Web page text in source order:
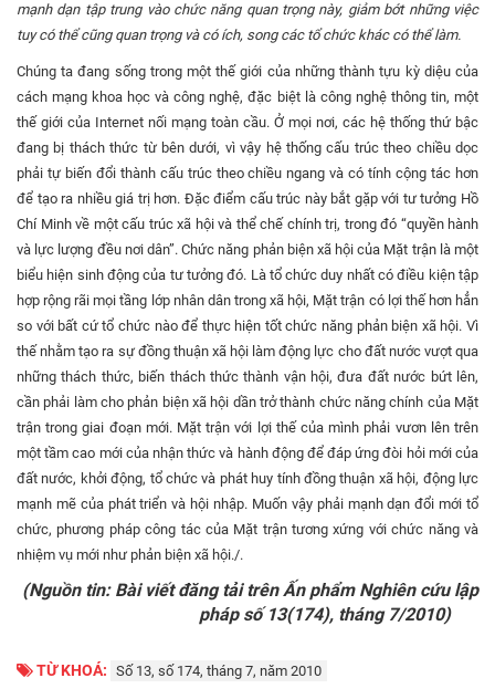
mạnh dạn tập trung vào chức năng quan trọng này, giảm bớt những việc
tuy có thể cũng quan trọng và có ích, song các tổ chức khác có thể làm.
Chúng ta đang sống trong một thế giới của những thành tựu kỳ diệu của
cách mạng khoa học và công nghệ, đặc biệt là công nghệ thông tin, một
thế giới của Internet nối mạng toàn cầu. Ở mọi nơi, các hệ thống thứ bậc
đang bị thách thức từ bên dưới, vì vậy hệ thống cấu trúc theo chiều dọc
phải tự biến đổi thành cấu trúc theo chiều ngang và có tính cộng tác hơn
để tạo ra nhiều giá trị hơn. Đặc điểm cấu trúc này bắt gặp với tư tưởng Hồ
Chí Minh về một cấu trúc xã hội và thể chế chính trị, trong đó “quyền hành
và lực lượng đều nơi dân”. Chức năng phản biện xã hội của Mặt trận là một
biểu hiện sinh động của tư tưởng đó. Là tổ chức duy nhất có điều kiện tập
hợp rộng rãi mọi tầng lớp nhân dân trong xã hội, Mặt trận có lợi thế hơn hẳn
so với bất cứ tổ chức nào để thực hiện tốt chức năng phản biện xã hội. Vì
thế nhằm tạo ra sự đồng thuận xã hội làm động lực cho đất nước vượt qua
những thách thức, biến thách thức thành vận hội, đưa đất nước bứt lên,
cần phải làm cho phản biện xã hội dần trở thành chức năng chính của Mặt
trận trong giai đoạn mới. Mặt trận với lợi thế của mình phải vươn lên trên
một tầm cao mới của nhận thức và hành động để đáp ứng đòi hỏi mới của
đất nước, khởi động, tổ chức và phát huy tính đồng thuận xã hội, động lực
mạnh mẽ của phát triển và hội nhập. Muốn vậy phải mạnh dạn đổi mới tổ
chức, phương pháp công tác của Mặt trận tương xứng với chức năng và
nhiệm vụ mới như phản biện xã hội./.
(Nguồn tin: Bài viết đăng tải trên Ấn phẩm Nghiên cứu lập
pháp số 13(174), tháng 7/2010)
TỪ KHOÁ: Số 13, số 174, tháng 7, năm 2010